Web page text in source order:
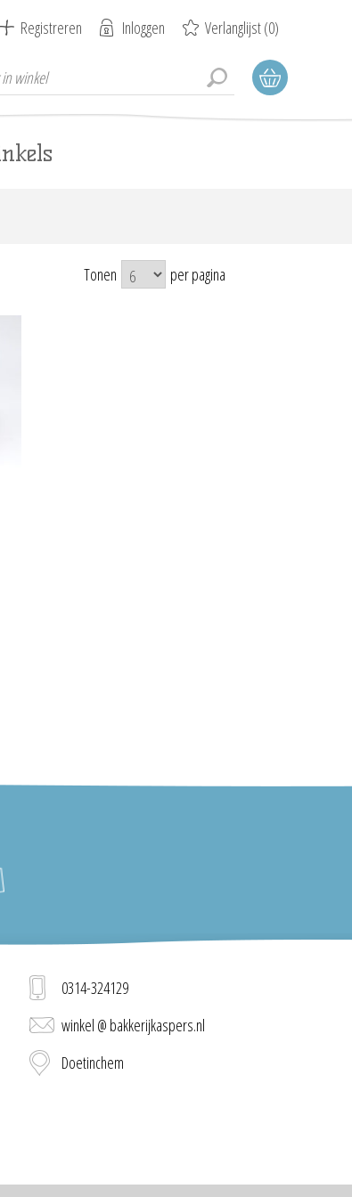
Registreren Inloggen Verlanglijst(0)
Tonen per pagina
0314-324129
winkel @ bakkerijkaspers.nl
Doetinchem